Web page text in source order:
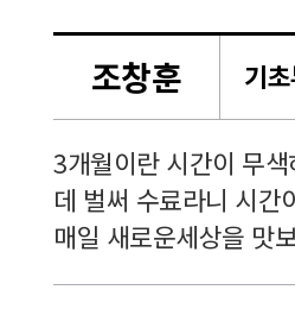
조창훈
3개월이란 시간이 무
데 벌써 수료라니 시간
매일 새로운세상을 맛